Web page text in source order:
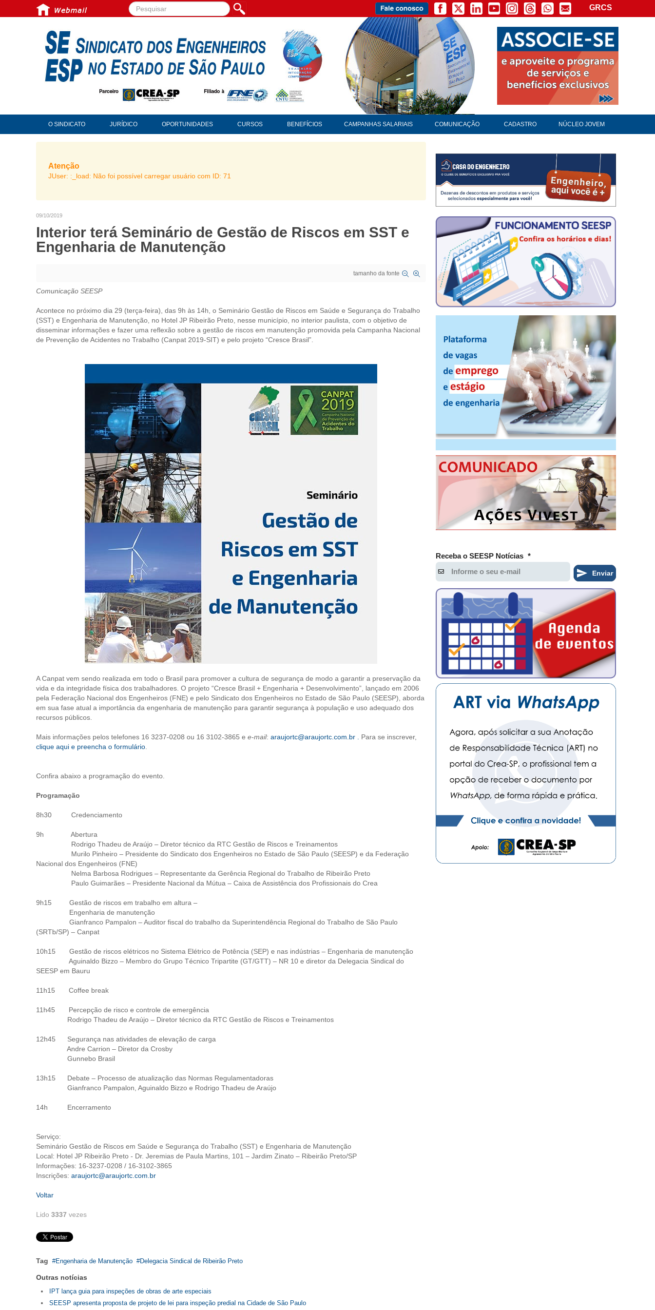
Pesquisar... GRCS
O SINDICATO JURÍDICO OPORTUNIDADES CURSOS BENEFÍCIOS CAMPANHAS SALARIAIS COMUNICAÇÃO CADASTRO NÚCLEO JOVEM
Atenção
JUser: :_load: Não foi possível carregar usuário com ID: 71
09/10/2019
Interior terá Seminário de Gestão de Riscos em SST e
Engenharia de Manutenção
tamanho da fonte
Comunicação SEESP
Acontece no próximo dia 29 (terça-feira), das 9h às 14h, o Seminário Gestão de Riscos em Saúde e Segurança do Trabalho
(SST) e Engenharia de Manutenção, no Hotel JP Ribeirão Preto, nesse município, no interior paulista, com o objetivo de
disseminar informações e fazer uma reflexão sobre a gestão de riscos em manutenção promovida pela Campanha Nacional
de Prevenção de Acidentes no Trabalho (Canpat 2019-SIT) e pelo projeto “Cresce Brasil”.
A Canpat vem sendo realizada em todo o Brasil para promover a cultura de segurança de modo a garantir a preservação da
vida e da integridade física dos trabalhadores. O projeto “Cresce Brasil + Engenharia + Desenvolvimento”, lançado em 2006
pela Federação Nacional dos Engenheiros (FNE) e pelo Sindicato dos Engenheiros no Estado de São Paulo (SEESP), aborda
em sua fase atual a importância da engenharia de manutenção para garantir segurança à população e uso adequado dos
recursos públicos.
Mais informações pelos telefones 16 3237-0208 ou 16 3102-3865 e e-mail: araujortc@araujortc.com.br .
Para se inscrever,
clique aqui e preencha o formulário
Confira abaixo a programação do evento.
Programação
8h30 Credenciamento
9h Abertura
Rodrigo Thadeu de Araújo – Diretor técnico da RTC Gestão de Riscos e Treinamentos
Murilo Pinheiro – Presidente do Sindicato dos Engenheiros no Estado de São Paulo (SEESP) e da Federação
Nacional dos Engenheiros (FNE)
Nelma Barbosa Rodrigues – Representante da Gerência Regional do Trabalho de Ribeirão Preto
Paulo Guimarães – Presidente Nacional da Mútua – Caixa de Assistência dos Profissionais do Crea
9h15 Gestão de riscos em trabalho em altura –
Engenharia de manutenção
Gianfranco Pampalon – Auditor fiscal do trabalho da Superintendência Regional do Trabalho de São Paulo
(SRTb/SP) – Canpat
10h15 Gestão de riscos elétricos no Sistema Elétrico de Potência (SEP) e nas indústrias – Engenharia de manutenção
Aguinaldo Bizzo – Membro do Grupo Técnico Tripartite (GT/GTT) – NR 10 e diretor da Delegacia Sindical do
SEESP em Bauru
11h15 Coffee break
11h45 Percepção de risco e controle de emergência
Rodrigo Thadeu de Araújo – Diretor técnico da RTC Gestão de Riscos e Treinamentos
12h45 Segurança nas atividades de elevação de carga
Andre Carrion – Diretor da Crosby
Gunnebo Brasil
13h15 Debate – Processo de atualização das Normas Regulamentadoras
Gianfranco Pampalon, Aguinaldo Bizzo e Rodrigo Thadeu de Araújo
14h Encerramento
Serviço:
Seminário Gestão de Riscos em Saúde e Segurança do Trabalho (SST) e Engenharia de Manutenção
Local: Hotel JP Ribeirão Preto - Dr. Jeremias de Paula Martins, 101 – Jardim Zinato – Ribeirão Preto/SP
Informações: 16-3237-0208 / 16-3102-3865
Inscrições: araujortc@araujortc.com.br
Voltar
Lido 3337 vezes
Tag Engenharia de Manutenção Delegacia Sindical de Ribeirão Preto
Outras notícias
IPT lança guia para inspeções de obras de arte especiais
SEESP apresenta proposta de projeto de lei para inspeção predial na Cidade de São Paulo
Receba o SEESP Notícias *
Enviar